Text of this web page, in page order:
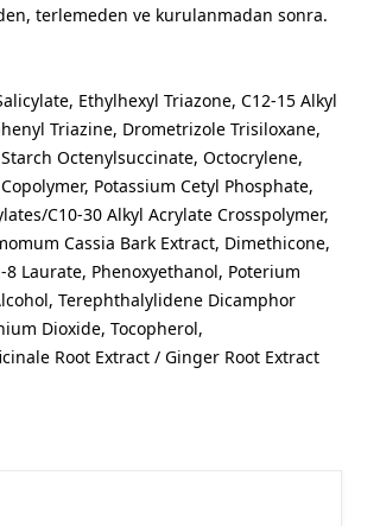
terlemeden ve kurulanmadan sonra.
Ethylhexyl Triazone, C12-15 Alkyl
Triazine, Drometrizole Trisiloxane,
Octenylsuccinate, Octocrylene,
Potassium Cetyl Phosphate,
C10-30 Alkyl Acrylate Crosspolymer,
Cassia Bark Extract, Dimethicone,
Laurate, Phenoxyethanol, Poterium
Terephthalylidene Dicamphor
Dioxide, Tocopherol,
Root Extract / Ginger Root Extract